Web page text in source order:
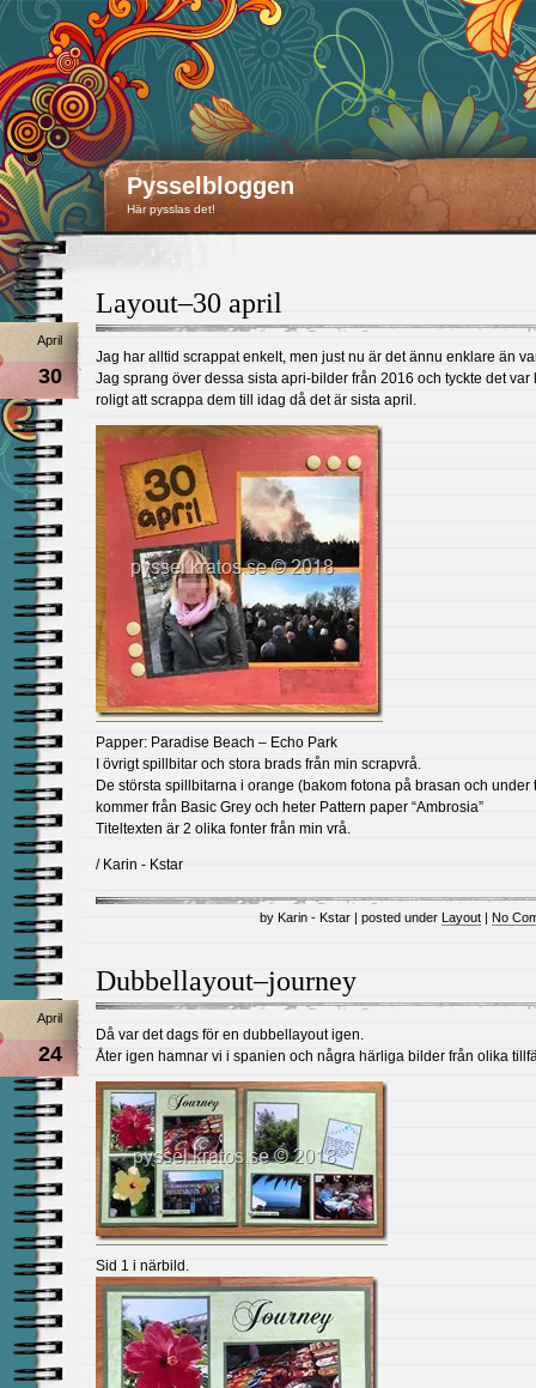
Pysselbloggen
Här pysslas det!
Layout–30 april
April
30
Jag har alltid scrappat enkelt, men just nu är det ännu enklare än
Jag sprang över dessa sista apri-bilder från 2016 och tyckte det var
roligt att scrappa dem till idag då det är sista april.
Papper: Paradise Beach – Echo Park
I övrigt spillbitar och stora brads från min scrapvrå.
De största spillbitarna i orange (bakom fotona på brasan och under
kommer från Basic Grey och heter Pattern paper “Ambrosia”
Titeltexten är 2 olika fonter från min vrå.
/ Karin - Kstar
by Karin - Kstar | posted under Layout | No
Dubbellayout–journey
April
24
Då var det dags för en dubbellayout igen.
Åter igen hamnar vi i spanien och några härliga bilder från olika
Sid 1 i närbild.